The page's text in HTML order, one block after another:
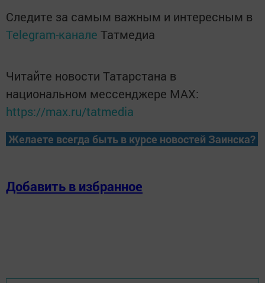
Следите за самым важным и интересным в
Telegram-канале Татмедиа
Читайте новости Татарстана в
национальном мессенджере MАХ:
https://max.ru/tatmedia
Желаете всегда быть в курсе новостей Заинска?
Добавить в избранное